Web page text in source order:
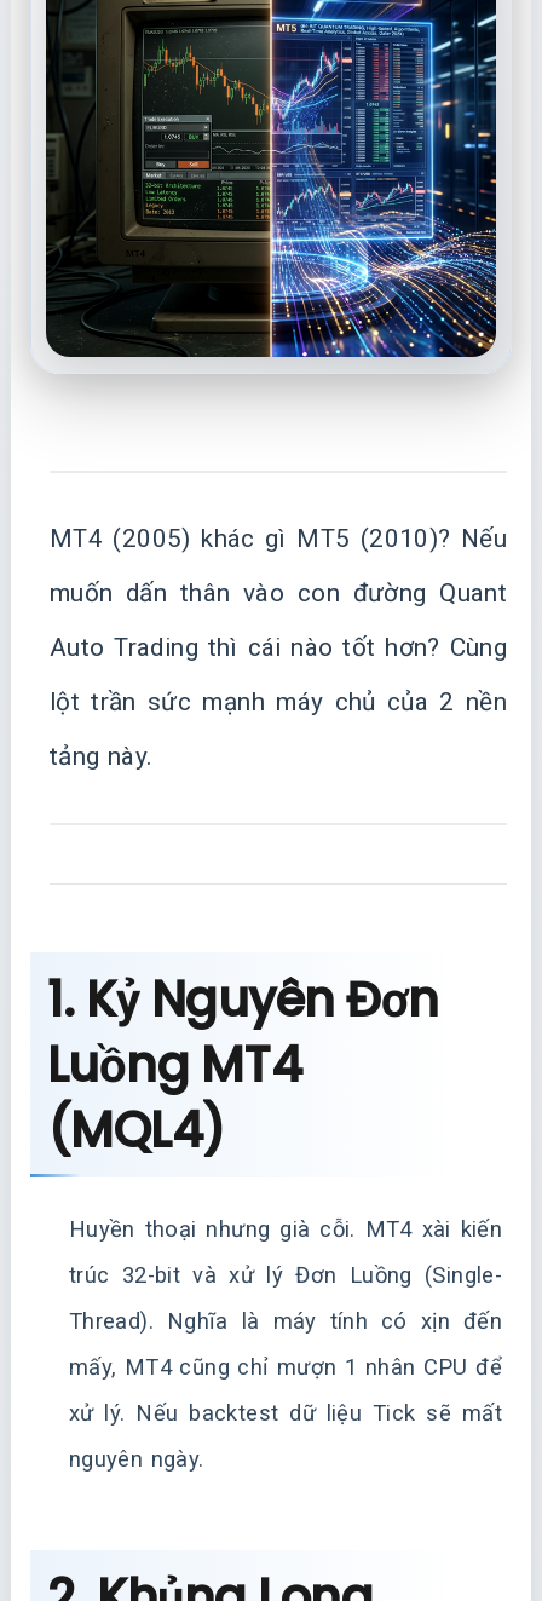
MT4 (2005) khác gì MT5 (2010)? Nếu
muốn dấn thân vào con đường Quant
Auto Trading thì cái nào tốt hơn? Cùng
lột trần sức mạnh máy chủ của 2 nền
tảng này.
1. Kỷ Nguyên Đơn
Luồng MT4
(MQL4)
Huyền thoại nhưng già cỗi. MT4 xài kiến
trúc 32-bit và xử lý Đơn Luồng (Single-
Thread). Nghĩa là máy tính có xịn đến
mấy, MT4 cũng chỉ mượn 1 nhân CPU để
xử lý. Nếu backtest dữ liệu Tick sẽ mất
nguyên ngày.